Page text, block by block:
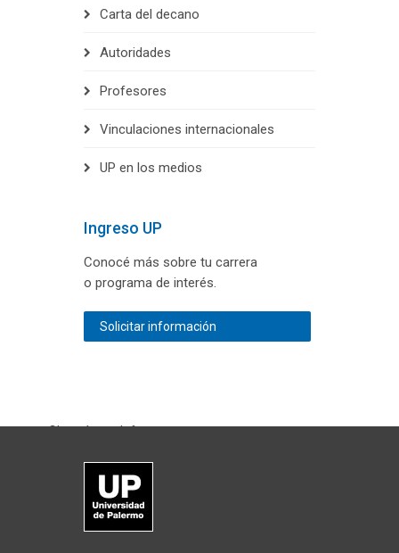
Carta del decano
Autoridades
Profesores
Vinculaciones internacionales
UP en los medios
Ingreso UP
Conocé más sobre tu carrera
o programa de interés.
Solicitar información
Chateá con Informes